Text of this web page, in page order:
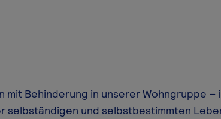
mit Behinderung in unserer Wohngruppe –
selbständigen und selbstbestimmten